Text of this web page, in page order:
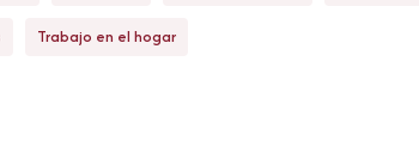
Trabajo en el hogar